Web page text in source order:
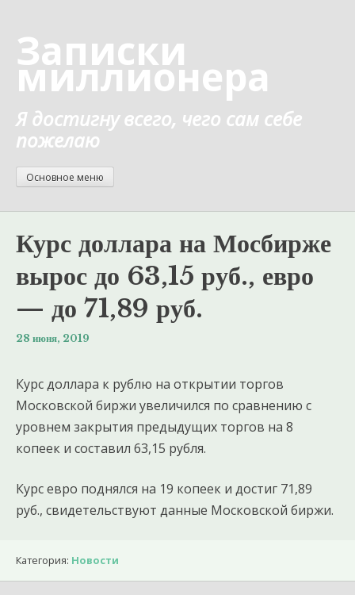
содержанию
Записки
миллионера
Я достигну всего, чего сам себе
пожелаю
Основное меню
Курс доллара на Мосбирже
вырос до 63,15 руб., евро
— до 71,89 руб.
28 июня, 2019
Курс доллара к рублю на открытии торгов
Московской биржи увеличился по сравнению с
уровнем закрытия предыдущих торгов на 8
копеек и составил 63,15 рубля.
Курс евро поднялся на 19 копеек и достиг 71,89
руб., свидетельствуют данные Московской биржи.
Категория: Новости